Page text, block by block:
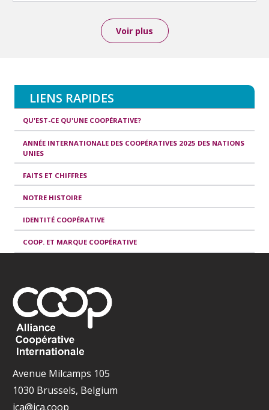
Voir plus
LIENS RAPIDES
QU'EST-CE QU'UNE COOPÉRATIVE?
ANNÉE INTERNATIONALE DES COOPÉRATIVES 2025 DES NATIONS
UNIES
FAITS ET CHIFFRES
NOTRE HISTOIRE
IDENTITÉ COOPÉRATIVE
COOP. ET MARQUE COOPÉRATIVE
Avenue Milcamps 105
1030 Brussels, Belgium
ica@ica.coop